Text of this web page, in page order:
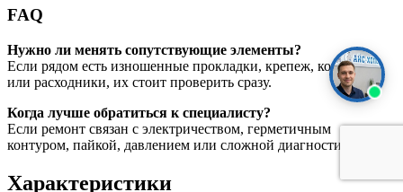
FAQ
Нужно ли менять сопутствующие элементы?
Если рядом есть изношенные прокладки, крепеж, контакты
или расходники, их стоит проверить сразу.
Когда лучше обратиться к специалисту?
Если ремонт связан с электричеством, герметичным
контуром, пайкой, давлением или сложной диагностикой.
Характеристики